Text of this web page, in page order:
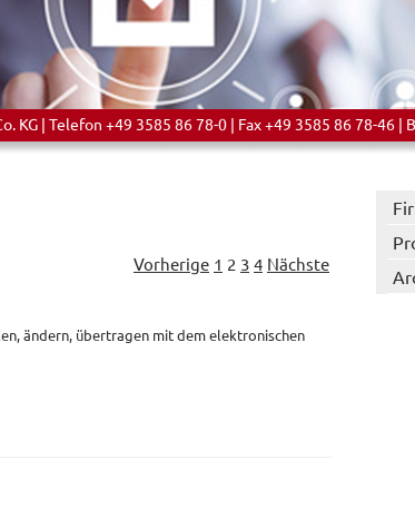
KG | Telefon +49 3585 86 78-0 | Fax +49 3585 86 78-46 |
Vorherige 1 2 3 4 Nächste
ändern, übertragen mit dem elektronischen